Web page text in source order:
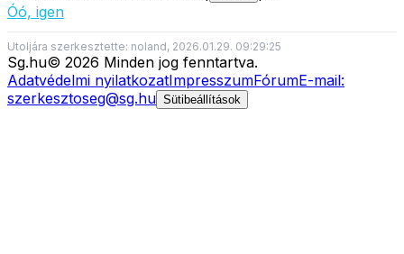
Óó, igen
Utoljára szerkesztette: noland, 2026.01.29. 09:29:25
Sg.hu© 2026 Minden jog fenntartva.
Adatvédelmi nyilatkozatImpresszumFórumE-mail:
szerkesztoseg@sg.hu Sütibeállítások